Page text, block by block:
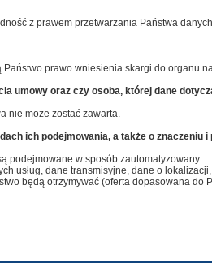
z prawem przetwarzania Państwa
prawo wniesienia skargi do organu
umowy oraz czy osoba, której dane
nie może zostać zawarta.
ich podejmowania, a także o znaczeniu
podejmowane w sposób zautomatyzowany:
usług, dane transmisyjne, dane o
będą otrzymywać (oferta dopasowana do